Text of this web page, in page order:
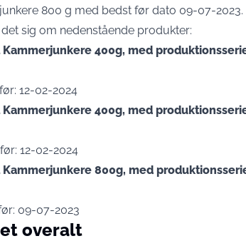
800 g med bedst før dato 09-07-2023.
sig om nedenstående produkter:
Kammerjunkere 400g, med
12-02-2024
Kammerjunkere 400g, med
12-02-2024
Kammerjunkere 800g, med
09-07-2023
overalt